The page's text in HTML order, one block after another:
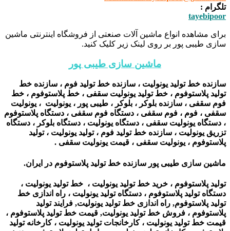
تلگرام :
tayebipoor
برای مشاهده انواع ماشین آلات صنعتی از فروشگاه اینترنتی ماشین
سازی طیبی پور بر روی لینک زیر کلیک کنید.
ماشین سازی طیبی پور
سازنده خط تولید یونولیت ، سازنده خط تولید فوم ، سازنده خط
تولید پلاستوفوم ، خط تولید یونولیت سقفی ، خط پلاستوفوم ، خط
فوم سقفی ، سازنده بلوکر ، بلوکر ، طیبی پور ، یونولیت ، یونولیت
سقفی ، فوم ، فوم سقفی ، دستگاه فوم سقفی ، دستگاه پلاستوفوم
، دستگاه یونولیت سقفی ، دستگاه یونولیت ، دستگاه بلوکر ، دستگاه
تزریق یونولیت ، سازنده خط تولید فوم ، تولید یونولیت ، تولید
پلاستوفوم ، یونولیت سقفی ، قیمت یونولیت سقفی .
ماشین سازی طیبی پور سازنده خط تولید پلاستوفوم در ایران.
تولید پلاستوفوم ، خرید خط تولید یونولیت ، خط تولید یونولیت ،
دستگاه تولید پلاستوفوم ، دستگاه تولید یونولیت ، راه اندازی خط
تولید پلاستوفوم, راه اندازی خط تولید یونولیت, فرایند تولید
پلاستوفوم ، فروش خط تولید یونولیت, قیمت خط تولید پلاستوفوم ،
قیمت خط تولید یونولیت ، کارخانجات تولید یونولیت ، کارخانه تولید